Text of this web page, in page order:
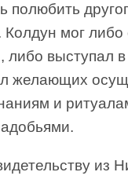
полюбить
Колдун мог
выступал
желающих
и
из